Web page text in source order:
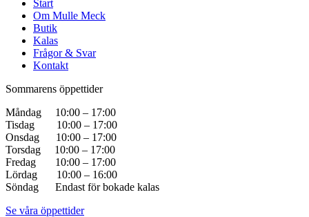
Start
Om Mulle Meck
Butik
Kalas
Frågor & Svar
Kontakt
Sommarens öppettider
Måndag 10:00 – 17:00
Tisdag 10:00 – 17:00
Onsdag 10:00 – 17:00
Torsdag 10:00 – 17:00
Fredag 10:00 – 17:00
Lördag 10:00 – 16:00
Söndag Endast för bokade kalas
Se våra öppettider